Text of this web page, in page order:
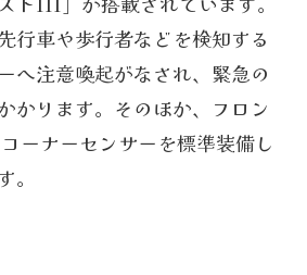
行車や歩行者などを検知する
へ注意喚起がなされ、緊急の
かります。そのほか、フロン
ーナーセンサーを標準装備し